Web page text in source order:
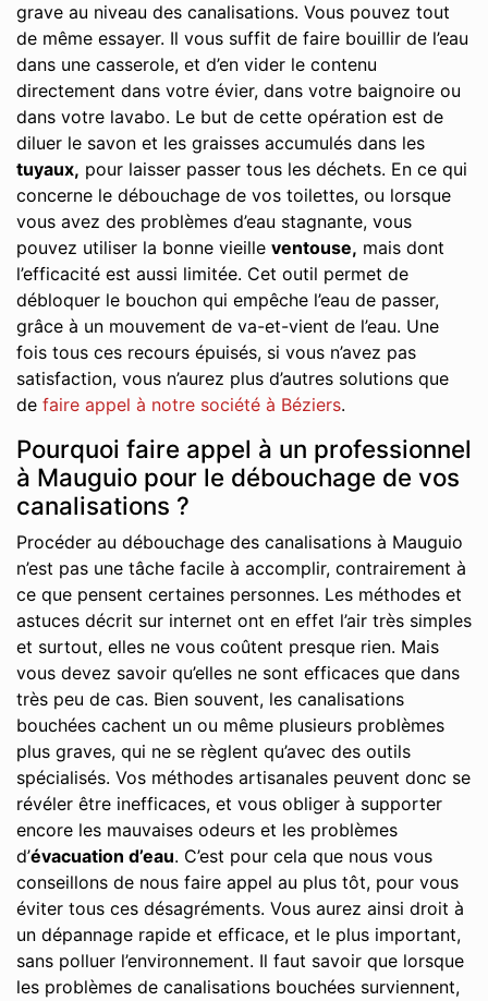
grave au niveau des canalisations. Vous pouvez tout
de même essayer. Il vous suffit de faire bouillir de l’eau
dans une casserole, et d’en vider le contenu
directement dans votre évier, dans votre baignoire ou
dans votre lavabo. Le but de cette opération est de
diluer le savon et les graisses accumulés dans les
tuyaux, pour laisser passer tous les déchets. En ce qui
concerne le débouchage de vos toilettes, ou lorsque
vous avez des problèmes d’eau stagnante, vous
pouvez utiliser la bonne vieille ventouse, mais dont
l’efficacité est aussi limitée. Cet outil permet de
débloquer le bouchon qui empêche l’eau de passer,
grâce à un mouvement de va-et-vient de l’eau. Une
fois tous ces recours épuisés, si vous n’avez pas
satisfaction, vous n’aurez plus d’autres solutions que
de faire appel à notre société à Béziers.
Pourquoi faire appel à un professionnel
à Mauguio pour le débouchage de vos
canalisations ?
Procéder au débouchage des canalisations à Mauguio
n’est pas une tâche facile à accomplir, contrairement à
ce que pensent certaines personnes. Les méthodes et
astuces décrit sur internet ont en effet l’air très simples
et surtout, elles ne vous coûtent presque rien. Mais
vous devez savoir qu’elles ne sont efficaces que dans
très peu de cas. Bien souvent, les canalisations
bouchées cachent un ou même plusieurs problèmes
plus graves, qui ne se règlent qu’avec des outils
spécialisés. Vos méthodes artisanales peuvent donc se
révéler être inefficaces, et vous obliger à supporter
encore les mauvaises odeurs et les problèmes
d’évacuation d’eau. C’est pour cela que nous vous
conseillons de nous faire appel au plus tôt, pour vous
éviter tous ces désagréments. Vous aurez ainsi droit à
un dépannage rapide et efficace, et le plus important,
sans polluer l’environnement. Il faut savoir que lorsque
les problèmes de canalisations bouchées surviennent,